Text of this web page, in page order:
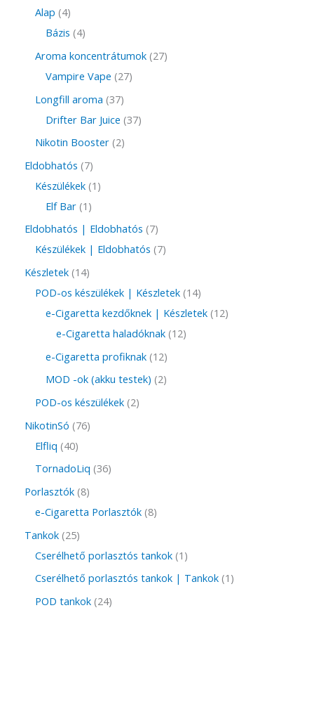
Alap 4
Bázis 4
Aroma koncentrátumok 27
Vampire Vape 27
Longfill aroma 37
Drifter Bar Juice 37
Nikotin Booster 2
Eldobhatós 7
Készülékek 1
Elf Bar 1
Eldobhatós | Eldobhatós 7
Készülékek | Eldobhatós 7
Készletek 14
POD-os készülékek | Készletek 14
e-Cigaretta kezdőknek | Készletek 12
e-Cigaretta haladóknak 12
e-Cigaretta profiknak 12
MOD -ok (akku testek) 2
POD-os készülékek 2
NikotinSó 76
Elfliq 40
TornadoLiq 36
Porlasztók 8
e-Cigaretta Porlasztók 8
Tankok 25
Cserélhető porlasztós tankok 1
Cserélhető porlasztós tankok | Tankok 1
POD tankok 24